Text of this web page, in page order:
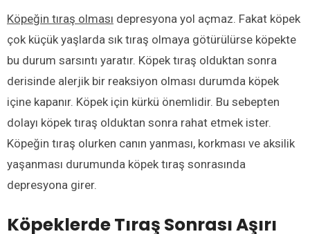
Köpeğin tıraş olması depresyona yol açmaz. Fakat köpek
çok küçük yaşlarda sık tıraş olmaya götürülürse köpekte
bu durum sarsıntı yaratır. Köpek tıraş olduktan sonra
derisinde alerjik bir reaksiyon olması durumda köpek
içine kapanır. Köpek için kürkü önemlidir. Bu sebepten
dolayı köpek tıraş olduktan sonra rahat etmek ister.
Köpeğin tıraş olurken canın yanması, korkması ve aksilik
yaşanması durumunda köpek tıraş sonrasında
depresyona girer.
Köpeklerde Tıraş Sonrası Aşırı